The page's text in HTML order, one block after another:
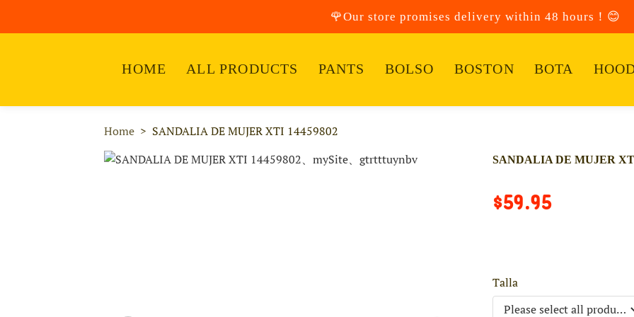
HOME ALL PRODUCTS PANTS BOLSO BOSTON BOTA
🌹Our store promises delivery within 48 hours！😊
Home SANDALIA DE MUJER XTI 14459802
SANDALIA DE MUJER
$59.95
Talla